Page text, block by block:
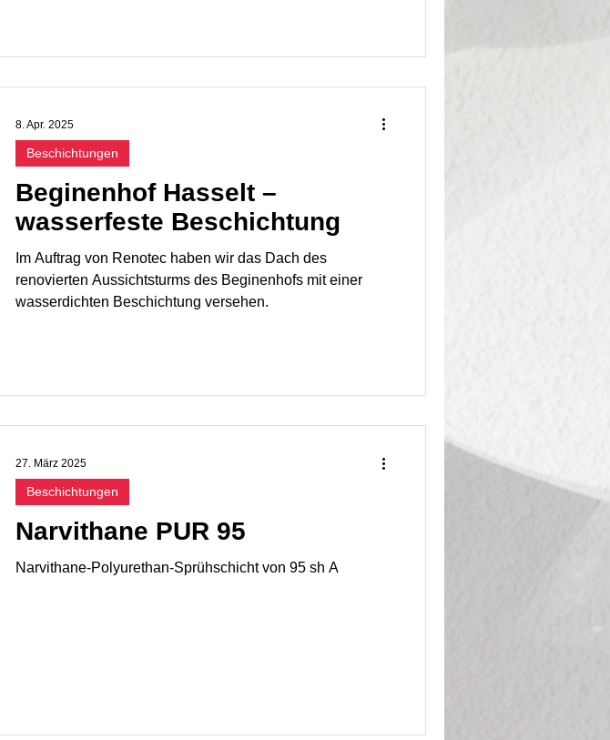
Beginenhof Hasselt –
wasserfeste Beschichtung
Im Auftrag von Renotec haben wir das Dach des
renovierten Aussichtsturms des Beginenhofs mit einer
wasserdichten Beschichtung versehen.
Beschichtungen
8. Apr. 2025
Narvithane PUR 95
Narvithane-Polyurethan-Sprühschicht von 95 sh A
Beschichtungen
27. März 2025